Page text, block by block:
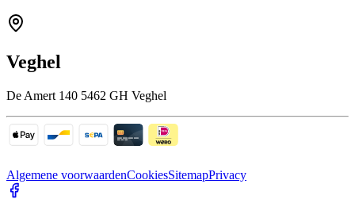
Veghel
De Amert 140 5462 GH Veghel
Algemene voorwaardenCookiesSitemapPrivacy